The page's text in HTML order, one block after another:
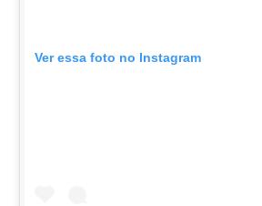
Ver essa foto no Instagram